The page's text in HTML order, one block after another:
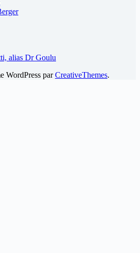
alias Dr Goulu
WordPress parCreativeThemes.